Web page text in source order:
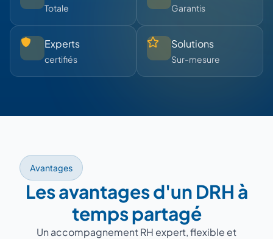
Totale Garantis
Experts
certifiés
Solutions
Sur-mesure
Avantages
Les avantages d'un DRH à
temps partagé
Un accompagnement RH expert, flexible et